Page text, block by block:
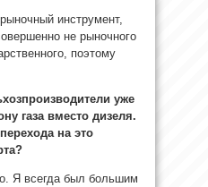
инструмент,
не рыночного
поэтому
уже
газа вместо дизеля.
на это
Я всегда был большим